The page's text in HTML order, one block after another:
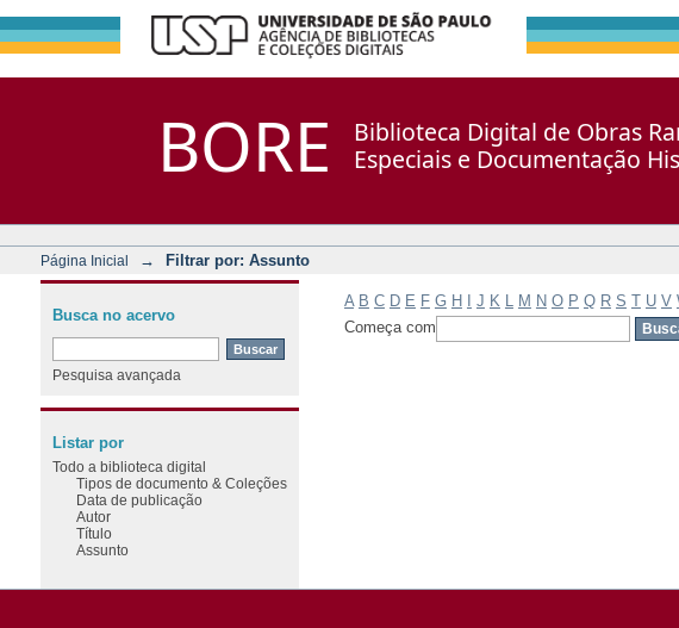
BORE
Biblioteca Digital de Obras
Especiais e Documentação
Página Inicial → Filtrar por: Assunto
A B C D E F G H J K M N O P Q R S T U V
Começa com
Busca no acervo
Pesquisa avançada
Listar por
Todo a biblioteca digital
Tipos de documento & Coleções
Data de publicação
Autor
Título
Assunto